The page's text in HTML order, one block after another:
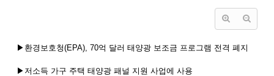
▶환경보호청(EPA), 70억 달러 태양광 보조금 프로그램 전격 폐지
▶저소득 가구 주택 태양광 패널 지원 사업에 사용